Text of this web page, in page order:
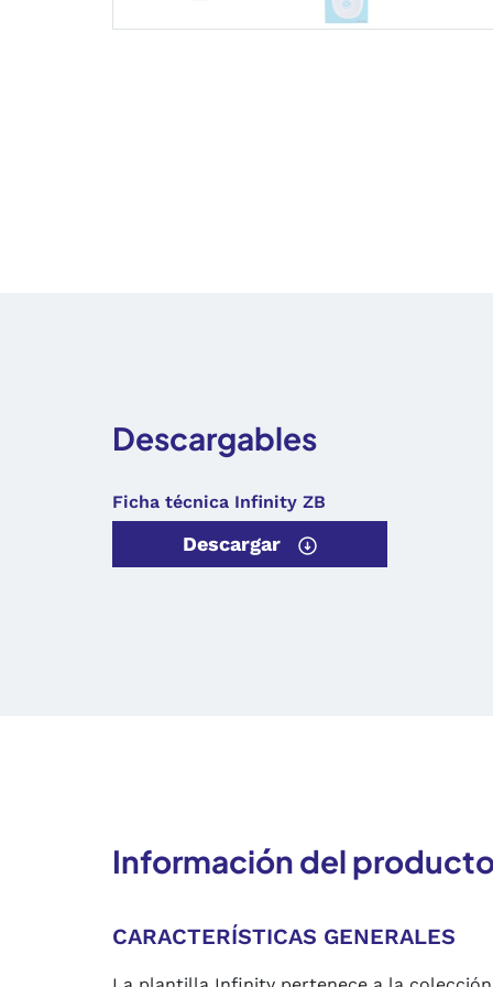
Descargables
Ficha técnica Infinity ZB
Descargar
Información del
CARACTERÍSTICAS GENERALES